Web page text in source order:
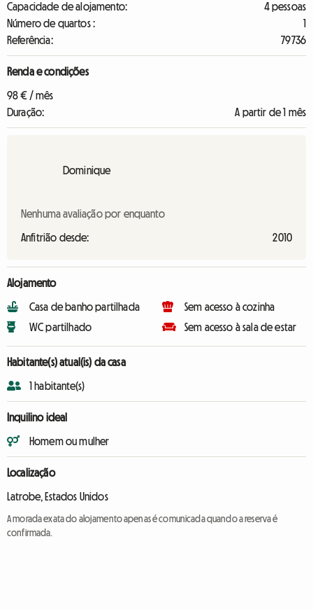
Capacidade de alojamento:
4 pessoas
Número de quartos :
1
Referência:
79736
Renda e condições
98 € / mês
Duração:
A partir de 1 mês
Dominique
Nenhuma avaliação por enquanto
Anfitrião desde: 2010
Alojamento
Casa de banho partilhada
WC partilhado
Sem acesso à cozinha
Sem acesso à sala de estar
Habitante(s) atual(is) da casa
1 habitante(s)
Inquilino ideal
Homem ou mulher
Localização
Latrobe, Estados Unidos
A morada exata do alojamento apenas é comunicada quando a reserva é
confirmada.